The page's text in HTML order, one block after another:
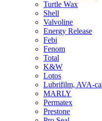
Turtle Wax
Shell
Valvoline
Energy Release
Febi
Fenom
Total
K&W
Lotos
Lubrifilm, AVA-
MARLY
Permatex
Prestone